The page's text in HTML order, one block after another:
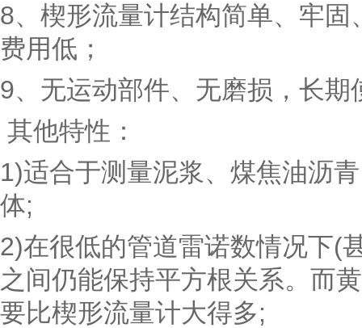
8、楔形流量计结构简单、牢
费用低；
9、无运动部件、无磨损，长
其他特性：
1)适合于测量泥浆、煤焦油沥
体;
2)在很低的管道雷诺数情况下(
之间仍能保持平方根关系。而
要比楔形流量计大得多;